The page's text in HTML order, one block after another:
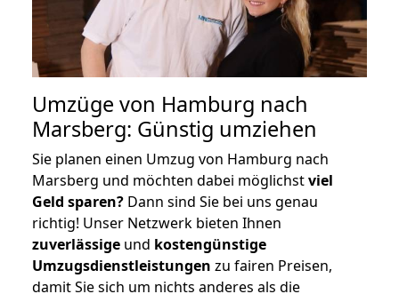
Umzüge von Hamburg nach
Marsberg: Günstig umziehen
Sie planen einen Umzug von Hamburg nach
Marsberg und möchten dabei möglichstviel
Geld sparen? Dann sind Sie bei uns genau
richtig! Unser Netzwerk bieten Ihnen
zuverlässige und kostengünstige
Umzugsdienstleistungen zu fairen Preisen,
damit Sie sich um nichts anderes als die